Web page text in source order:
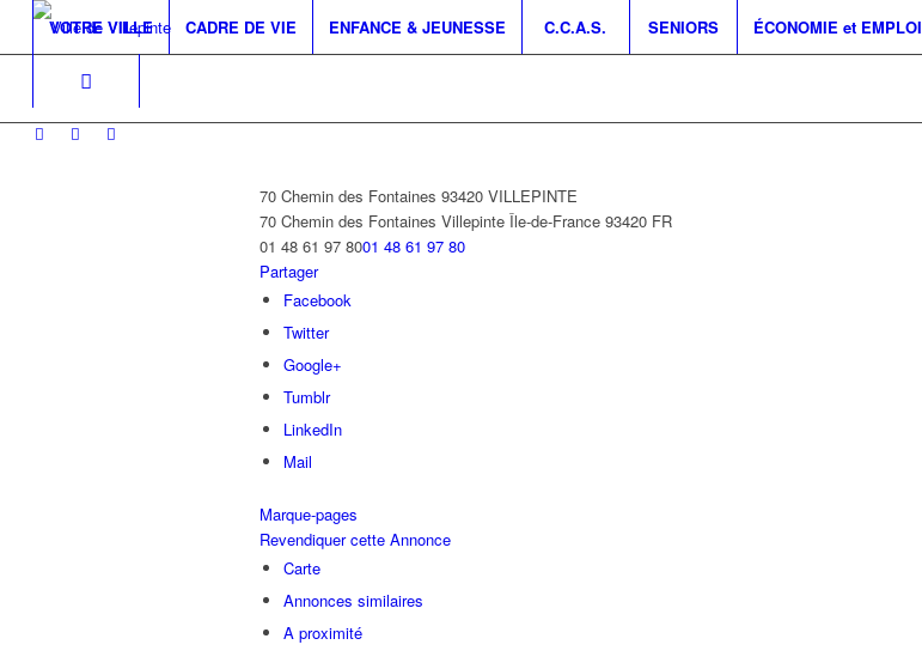
VOTRE VILLE CADRE DE VIE ENFANCE & JEUNESSE C.C.A.S. SENIORS ÉCONOMIE et EMPLOI
70 Chemin des Fontaines 93420 VILLEPINTE
70 Chemin des Fontaines Villepinte Île-de-France 93420 FR
01 48 61 97 8001 48 61 97 80
Partager
Facebook
Twitter
Google+
Tumblr
LinkedIn
Mail
Marque-pages
Revendiquer cette Annonce
Carte
Annonces similaires
A proximité